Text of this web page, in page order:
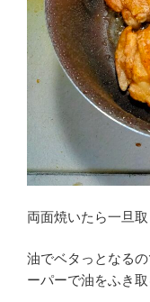
両面焼いたら一旦取
油でベタっとなる
ーパーで油をふき取